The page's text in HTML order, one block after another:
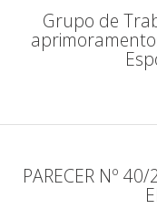
Grupo de
PARECER Nº